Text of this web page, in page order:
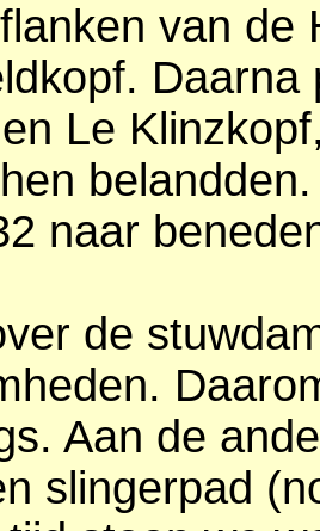
van de
Le
naar
de
Aan de
slingerpad